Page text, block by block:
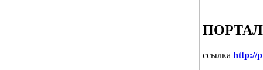
ссылка http://